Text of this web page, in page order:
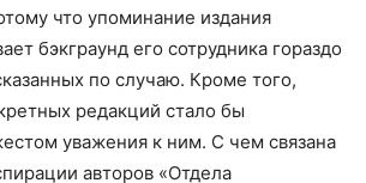
что упоминание издания
бэкграунд его сотрудника гораздо
по случаю. Кроме того,
редакций стало бы
уважения к ним. С чем связана
авторов «Отдела